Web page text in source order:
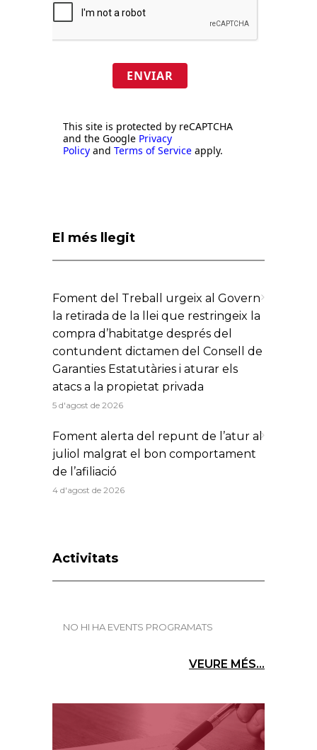
ENVIAR
This site is protected by reCAPTCHA
and the Google Privacy
Policy and Terms of Service apply.
El més llegit
Foment del Treball urgeix al Govern
la retirada de la llei que restringeix la
compra d’habitatge després del
contundent dictamen del Consell de
Garanties Estatutàries i aturar els
atacs a la propietat privada
5 d'agost de 2026
Foment alerta del repunt de l’atur al
juliol malgrat el bon comportament
de l’afiliació
4 d'agost de 2026
Activitats
NO HI HA EVENTS PROGRAMATS
VEURE MÉS...